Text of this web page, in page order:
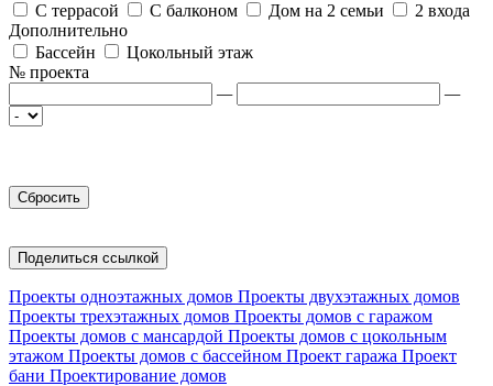
С террасой
С балконом Дом на 2 семьи
2 входа
Дополнительно
Бассейн
Цокольный этаж
№ проекта
—
—
Поделиться ссылкой
Проекты одноэтажных домов Проекты двухэтажных домов
Проекты трехэтажных домов Проекты домов с гаражом
Проекты домов с мансардой Проекты домов с цокольным
этажом Проекты домов с бассейном Проект гаража Проект
бани Проектирование домов